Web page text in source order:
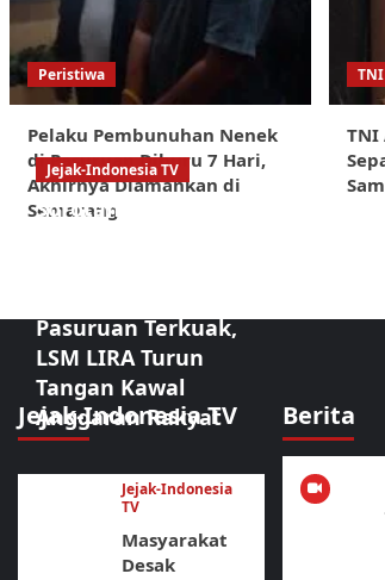
Peristiwa
Pelaku Pembunuhan Nenek
di Pasuruan Diburu 7 Hari,
Akhirnya Diamankan di
Semarang
TNI
TNI
Jejak-Indonesia TV
Jejak-Indonesia TV
Sorotan Tajam:
Pasuruan Terkuak,
LSM LIRA Turun
Tangan Kawal
Anggaran Rakyat
Jejak-Indonesia
TV
Masyarakat
Desak
Berita